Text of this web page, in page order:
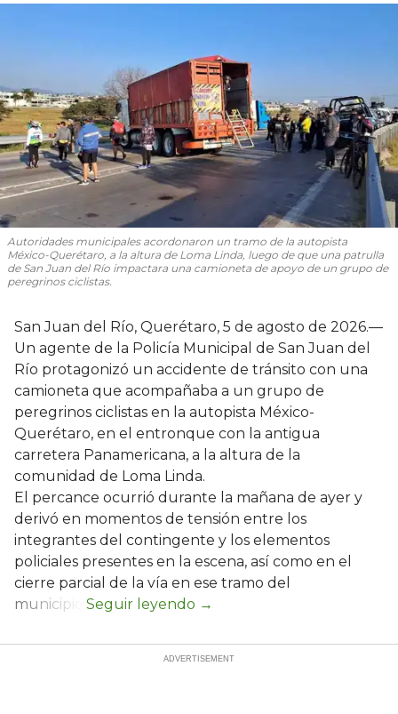
Autoridades municipales acordonaron un tramo de la autopista
México-Querétaro, a la altura de Loma Linda, luego de que una patrulla
de San Juan del Río impactara una camioneta de apoyo de un grupo de
peregrinos ciclistas.
San Juan del Río, Querétaro, 5 de agosto de 2026.—
Un agente de la Policía Municipal de San Juan del
Río protagonizó un accidente de tránsito con una
camioneta que acompañaba a un grupo de
peregrinos ciclistas en la autopista México-
Querétaro, en el entronque con la antigua
carretera Panamericana, a la altura de la
comunidad de Loma Linda.
El percance ocurrió durante la mañana de ayer y
derivó en momentos de tensión entre los
integrantes del contingente y los elementos
policiales presentes en la escena, así como en el
cierre parcial de la vía en ese tramo del
municipio.